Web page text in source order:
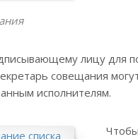
лицу
совещания
исполнителям.